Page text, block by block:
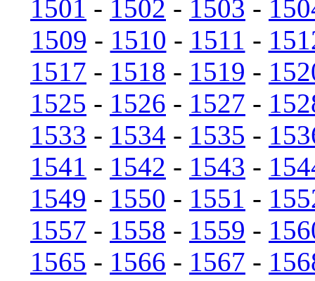
1501 - 1502 - 1503 -
1509 - 1510 - 1511 -
1517 - 1518 - 1519 -
1525 - 1526 - 1527 -
1533 - 1534 - 1535 -
1541 - 1542 - 1543 -
1549 - 1550 - 1551 -
1557 - 1558 - 1559 -
1565 - 1566 - 1567 -